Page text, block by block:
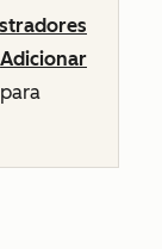
Adicionar